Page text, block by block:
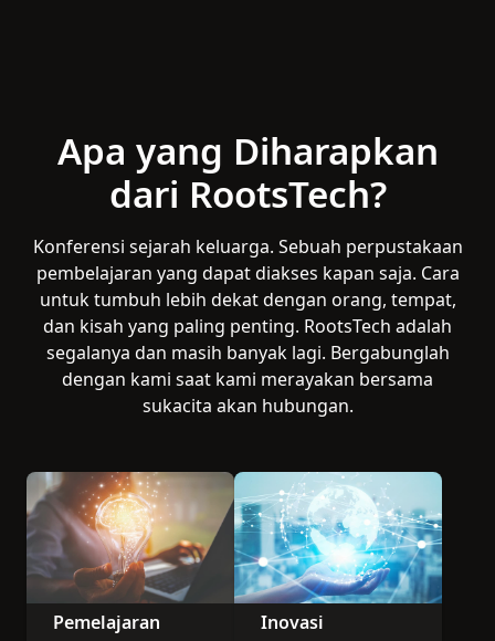
Apa yang Diharapkan
dari RootsTech?
Konferensi sejarah keluarga. Sebuah perpustakaan
pembelajaran yang dapat diakses kapan saja. Cara
untuk tumbuh lebih dekat dengan orang, tempat,
dan kisah yang paling penting. RootsTech adalah
segalanya dan masih banyak lagi. Bergabunglah
dengan kami saat kami merayakan bersama
sukacita akan hubungan.
Pemelajaran
Inovasi